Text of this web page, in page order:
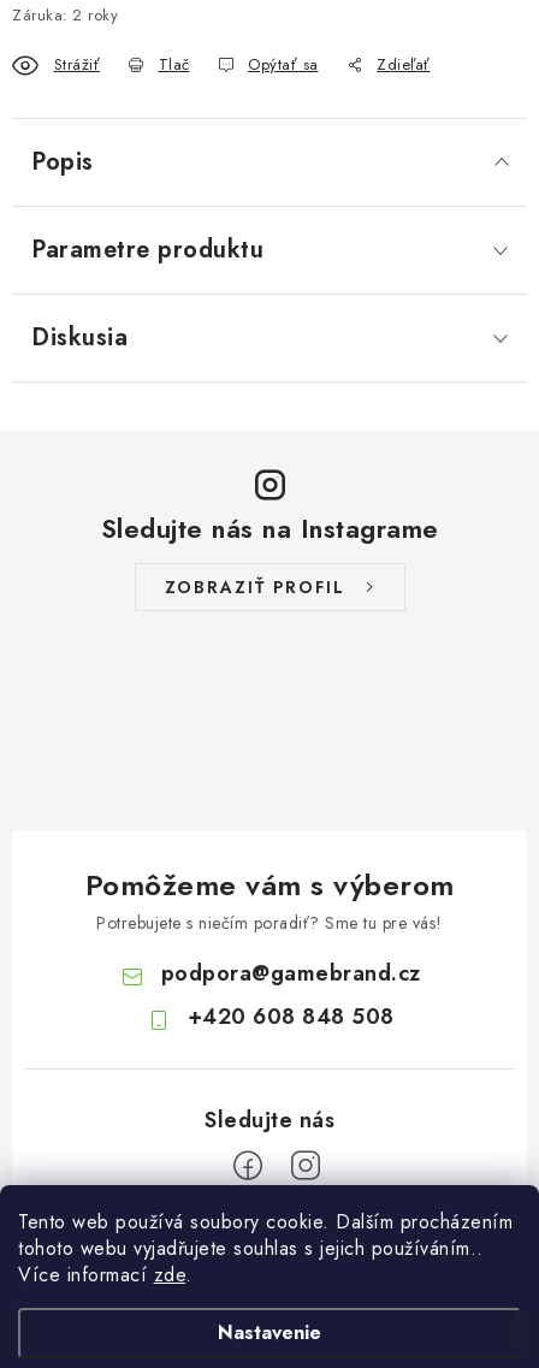
Tento web používá soubory cookie. Dalším procházením
tohoto webu vyjadřujete souhlas s jejich používáním..
Více informací zde.
Nastavenie
Záruka: 2 roky
Tlač Opýtať sa
Strážiť Zdieľať
Popis
Parametre produktu
Diskusia
Sledujte nás na Instagrame
ZOBRAZIŤ PROFIL
Pomôžeme vám s výberom
Potrebujete s niečím poradiť? Sme tu pre vás!
podpora@gamebrand.cz
+420 608 848 508
Pomoc a informace
O Gamebrandu